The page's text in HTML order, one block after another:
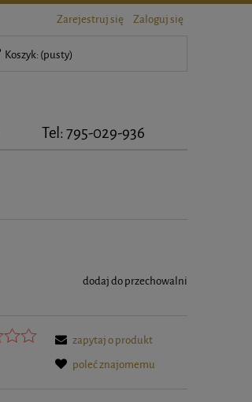
Zarejestruj się Zaloguj się
Koszyk: (pusty)
Tel: 795-029-936
dodaj do przechowalni
zapytaj o produkt
poleć znajomemu